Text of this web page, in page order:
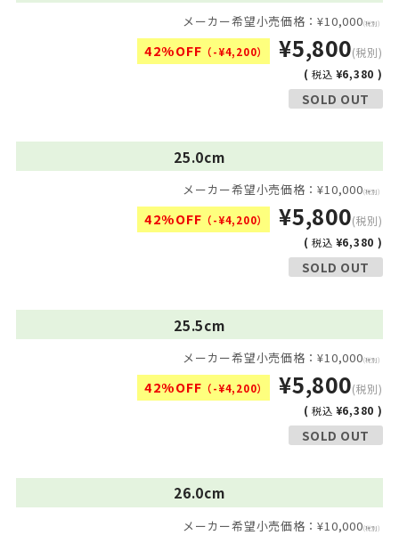
メーカー希望小売価格：¥10,000(税別)
42%OFF （-¥4,200） ¥5,800(税別)
(税込 ¥6,380 )
SOLD OUT
25.0cm
メーカー希望小売価格：¥10,000(税別)
42%OFF （-¥4,200） ¥5,800(税別)
(税込 ¥6,380 )
SOLD OUT
25.5cm
メーカー希望小売価格：¥10,000(税別)
42%OFF （-¥4,200） ¥5,800(税別)
(税込 ¥6,380 )
SOLD OUT
26.0cm
メーカー希望小売価格：¥10,000(税別)